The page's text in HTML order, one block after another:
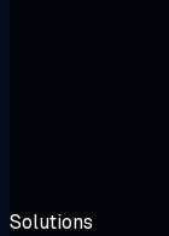
Solutions